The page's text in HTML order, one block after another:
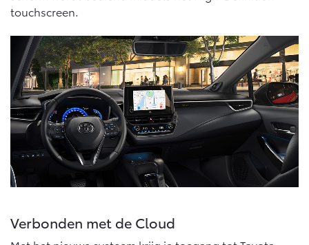
Corolla Cross
HYBRIDE
Vanaf € 39.995,-
Toyota C-HR
OOK ALS PLUG-IN
HYBRIDE
Vanaf € 36.495,-
10 jaar batterijgarantie
Onderdelen & Accessoires
Onderdelen
Accessoires
Banden
Connected Services
Energie en slim laden
Verzekeren
Toyota Autoverzekering
Toyota Hybride Autoverzekering
Bedrijfswagens op maat
Financieren of leasen
Verzekeren
touchscreen.
Verbonden met de Cloud